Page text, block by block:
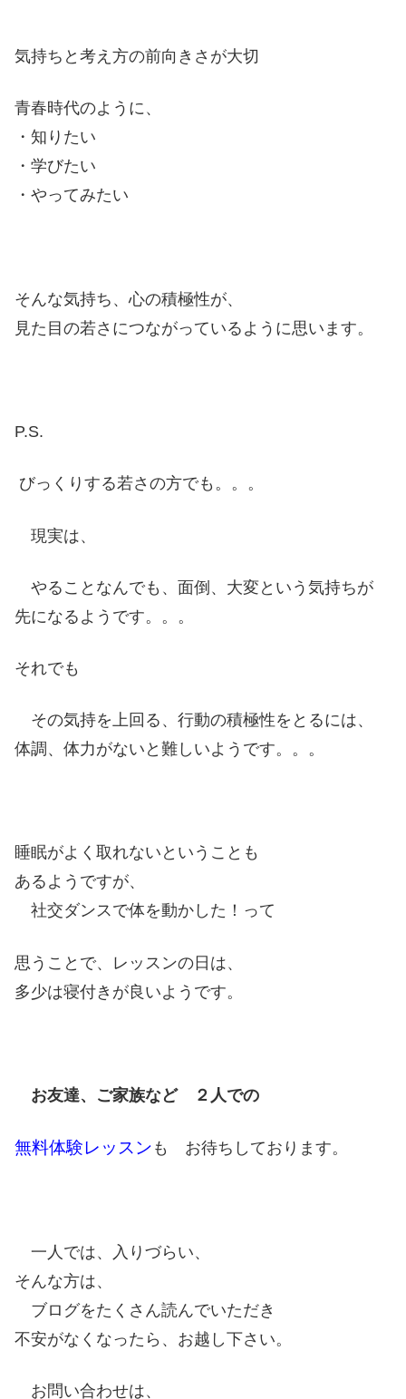
気持ちと考え方の前向きさが大切
青春時代のように、
・知りたい
・学びたい
・やってみたい
そんな気持ち、心の積極性が、
見た目の若さにつながっているように思います。
P.S.
びっくりする若さの方でも。。。
現実は、
やることなんでも、面倒、大変という気持ちが
先になるようです。。。
それでも
その気持を上回る、行動の積極性をとるには、
体調、体力がないと難しいようです。。。
睡眠がよく取れないということも
あるようですが、
社交ダンスで体を動かした！って
思うことで、レッスンの日は、
多少は寝付きが良いようです。
お友達、ご家族など ２人での
無料体験レッスン も お待ちしております。
一人では、入りづらい、
そんな方は、
ブログをたくさん読んでいただき
不安がなくなったら、お越し下さい。
お問い合わせは、